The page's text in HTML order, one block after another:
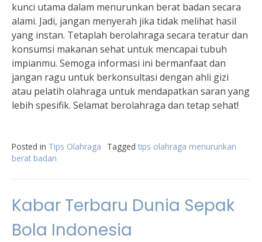
kunci utama dalam menurunkan berat badan secara
alami. Jadi, jangan menyerah jika tidak melihat hasil
yang instan. Tetaplah berolahraga secara teratur dan
konsumsi makanan sehat untuk mencapai tubuh
impianmu. Semoga informasi ini bermanfaat dan
jangan ragu untuk berkonsultasi dengan ahli gizi
atau pelatih olahraga untuk mendapatkan saran yang
lebih spesifik. Selamat berolahraga dan tetap sehat!
Posted in Tips Olahraga Tagged tips olahraga menurunkan
berat badan
Kabar Terbaru Dunia Sepak
Bola Indonesia